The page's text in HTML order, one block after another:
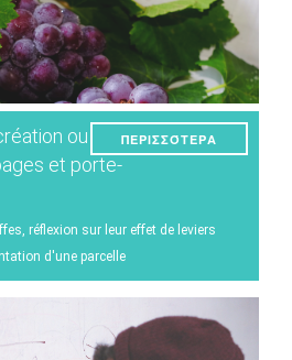
ou
et porte-
réflexion sur leur effet de leviers
d'une parcelle
ΠΕΡΙΣΣΌΤΕΡΑ